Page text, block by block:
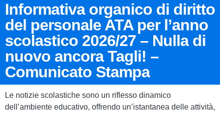
Informativa organico di diritto
del personale ATA per l’anno
scolastico 2026/27 – Nulla di
nuovo ancora Tagli! –
Comunicato Stampa
Le notizie scolastiche sono un riflesso dinamico
dell’ambiente educativo, offrendo un’istantanea delle attività,